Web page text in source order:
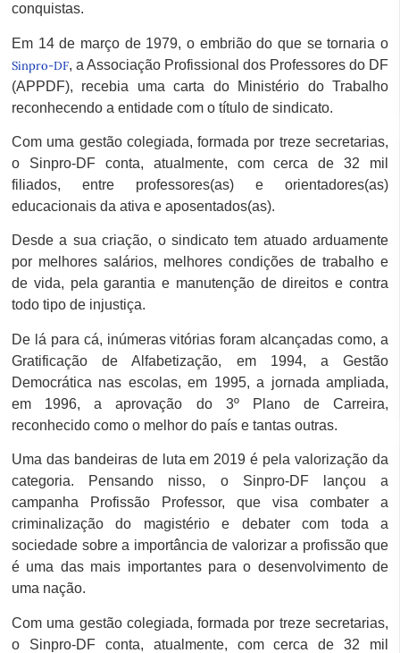
conquistas.
Em 14 de março de 1979, o embrião do que se tornaria o
Sinpro-DF, a Associação Profissional dos Professores do DF
(APPDF), recebia uma carta do Ministério do Trabalho
reconhecendo a entidade com o título de sindicato.
Com uma gestão colegiada, formada por treze secretarias,
o Sinpro-DF conta, atualmente, com cerca de 32 mil
filiados, entre professores(as) e orientadores(as)
educacionais da ativa e aposentados(as).
Desde a sua criação, o sindicato tem atuado arduamente
por melhores salários, melhores condições de trabalho e
de vida, pela garantia e manutenção de direitos e contra
todo tipo de injustiça.
De lá para cá, inúmeras vitórias foram alcançadas como, a
Gratificação de Alfabetização, em 1994, a Gestão
Democrática nas escolas, em 1995, a jornada ampliada,
em 1996, a aprovação do 3º Plano de Carreira,
reconhecido como o melhor do país e tantas outras.
Uma das bandeiras de luta em 2019 é pela valorização da
categoria. Pensando nisso, o Sinpro-DF lançou a
campanha Profissão Professor, que visa combater a
criminalização do magistério e debater com toda a
sociedade sobre a importância de valorizar a profissão que
é uma das mais importantes para o desenvolvimento de
uma nação.
Com uma gestão colegiada, formada por treze secretarias,
o Sinpro-DF conta, atualmente, com cerca de 32 mil